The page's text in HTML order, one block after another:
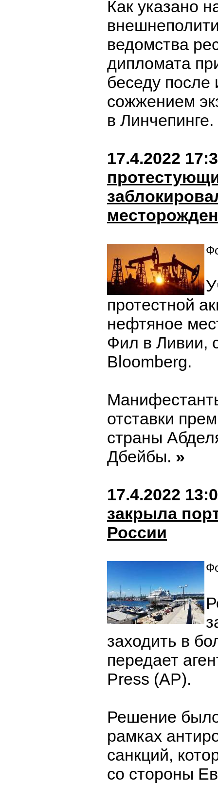
Как указано
ведомства
дипломата
беседу после
сожжением
в Линчепинге.
17.4.2022
протестной
нефтяное
Фил в Ливии,
Bloomberg.
отставки
страны
Дбейбы. »
17.4.2022
закрыла
России
заходить в
передает
Press (AP).
Решение
рамках
санкций,
со стороны